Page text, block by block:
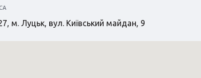
м. Луцьк, вул. Київський майдан, 9